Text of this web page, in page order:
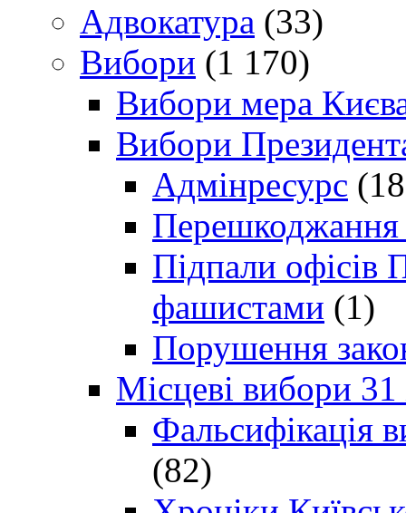
Адвокатура (33)
Вибори (1 170)
Вибори мера
Вибори
Адмінресурс
Перешкоджання
Підпали офісів
фашистами (1)
Порушення
Місцеві вибори
Фальсифікація
(82)